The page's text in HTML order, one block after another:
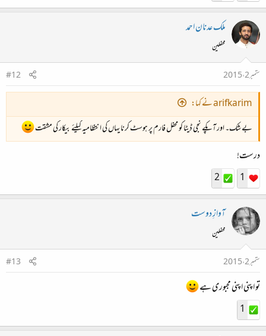
ملک عدنان احمد
محفلین
ستمبر 2، 2015
#12
arifkarim نے کہا:
بے شک۔ اور آپکے نجی ڈیٹا کو محفل فارم پر ہوسٹ کرنا یہاں کی انتظامیہ کیلئے بیکار کی مشقت
درست!
1
2
آوازِ دوست
محفلین
ستمبر 2، 2015
#13
تو اپنی اپنی مجبوری ہے
1